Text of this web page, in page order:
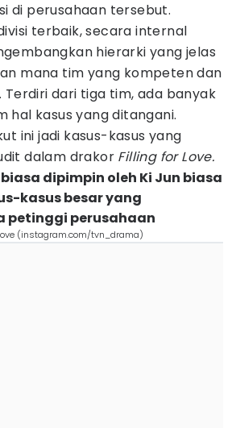
di perusahaan tersebut.
terbaik, secara internal
hierarki yang jelas
mana tim yang kompeten dan
Terdiri dari tiga tim, ada banyak
hal kasus yang ditangani.
ini jadi kasus-kasus yang
dalam drakor Filling for Love.
dipimpin oleh Ki Jun biasa
kasus besar yang
petinggi perusahaan
(instagram.com/tvn_drama)